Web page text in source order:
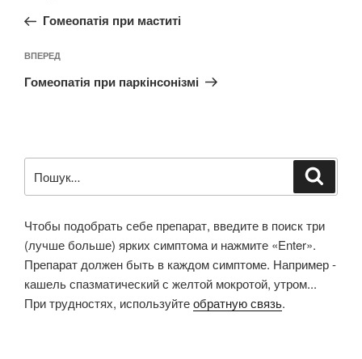
запис:Гомеопатія при маститі
Наступний
запис
ВПЕРЕД
Гомеопатія при паркінсонізмі
за
Чтобы подобрать себе препарат, введите в поиск три
(лучше больше) ярких симптома и нажмите «Enter».
Препарат должен быть в каждом симптоме. Например -
кашель спазматический с желтой мокротой, утром...
При трудностях, используйтеобратную связь.